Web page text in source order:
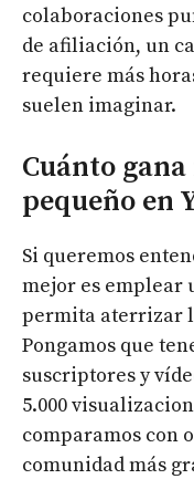
colaboraciones
de afiliación, un
requiere más
suelen imaginar.
Cuánto
pequeño en
Si queremos
mejor es emplear
permita aterrizar
Pongamos que
suscriptores y
5.000
comparamos con
comunidad más